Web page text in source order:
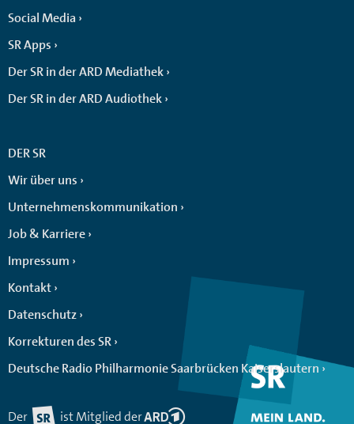
Social Media
SR Apps
Der SR in der ARD Mediathek
Der SR in der ARD Audiothek
DER SR
Wir über uns
Unternehmenskommunikation
Job & Karriere
Impressum
Kontakt
Datenschutz
Korrekturen des SR
Deutsche Radio Philharmonie Saarbrücken Kaiserslautern
Der ist Mitglied der